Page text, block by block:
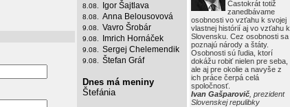
Častokrát totiž
zanedbávame
osobnosti vo vzťahu k svojej
vlastnej histórií aj vo vzťahu k
Slovensku. Cez osobnosti sa
poznajú národy a štáty.
Osobnosti sú ľudia, ktorí
dokážu robiť nielen pre seba,
ale aj pre okolie a navyše z
ich práce čerpá celá
spoločnosť.
Ivan Gašparovič , prezident
Slovenskej repulibky
8.08. Igor Šajtlava
8.08. Anna Belousovová
9.08. Vavro Šrobár
9.08. Imrich Hornáček
9.08. Sergej Chelemendik
9.08. Štefan Gráf
Dnes má meniny
Štefánia